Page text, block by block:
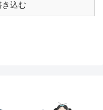
き込む